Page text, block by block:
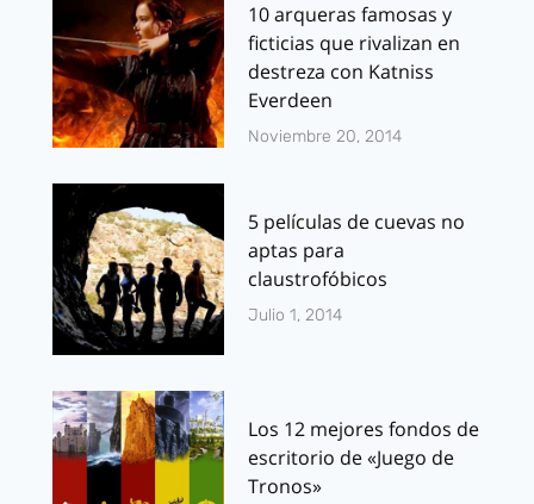
10 arqueras famosas y
ficticias que rivalizan en
destreza con Katniss
Everdeen
Noviembre 20, 2014
5 películas de cuevas no
aptas para
claustrofóbicos
Julio 1, 2014
Los 12 mejores fondos de
escritorio de «Juego de
Tronos»